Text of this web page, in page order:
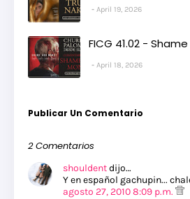
April 19, 2026
FICG 41.02 -
April 18, 2026
Publicar Un Comentario
2 Comentarios
shouldentdijo…
Y en español gachupin...
agosto 27, 2010 8:09 p.m.